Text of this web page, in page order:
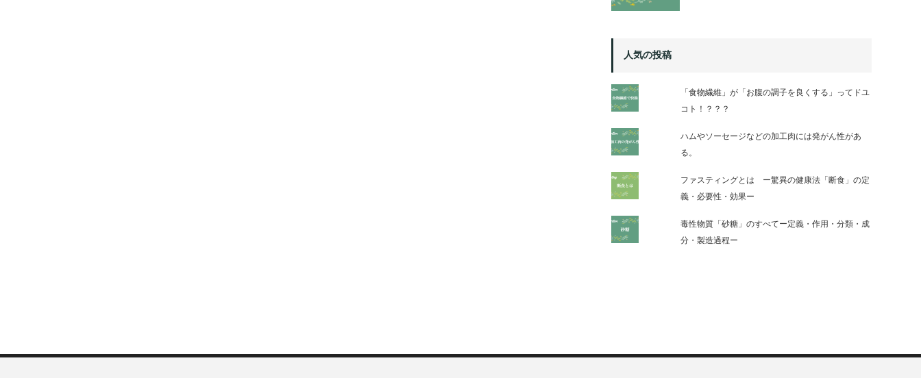
人気の投稿
「食物繊維」が「お腹の調子を良くする」ってドユ
コト！？？？
ハムやソーセージなどの加工肉には発がん性があ
る。
ファスティングとは ー驚異の健康法「断食」の定
義・必要性・効果ー
毒性物質「砂糖」のすべてー定義・作用・分類・成
分・製造過程ー